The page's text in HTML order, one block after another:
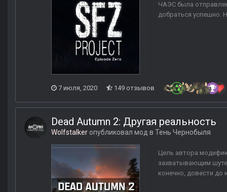
ЧАЭС была
добраться успешно.
7 июля, 2020 149 отзывов
Dead Autumn 2: Другая реальность
Wolfstalker опубликовал мод в Тень Чернобыля
Цель автора
захватывающим
конечно, довести